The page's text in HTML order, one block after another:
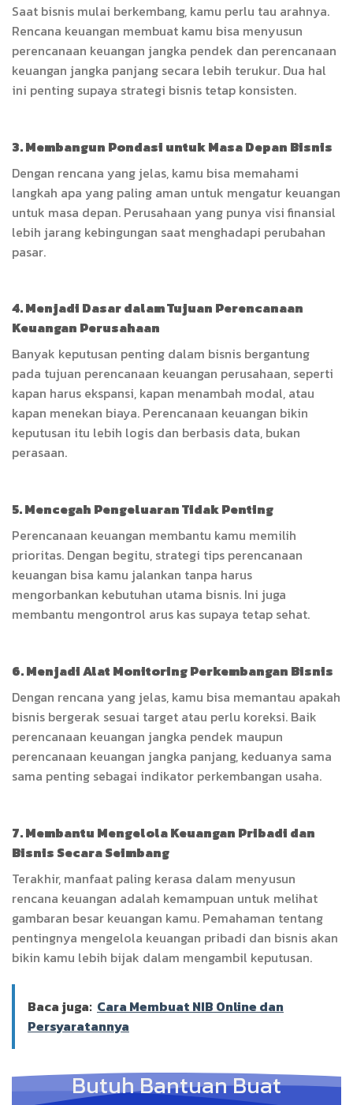
Saat bisnis mulai berkembang, kamu perlu tau arahnya.
Rencana keuangan membuat kamu bisa menyusun
perencanaan keuangan jangka pendek dan perencanaan
keuangan jangka panjang secara lebih terukur. Dua hal
ini penting supaya strategi bisnis tetap konsisten.
3. Membangun Pondasi untuk Masa Depan Bisnis
Dengan rencana yang jelas, kamu bisa memahami
langkah apa yang paling aman untuk mengatur keuangan
untuk masa depan. Perusahaan yang punya visi finansial
lebih jarang kebingungan saat menghadapi perubahan
pasar.
4. Menjadi Dasar dalam Tujuan Perencanaan
Keuangan Perusahaan
Banyak keputusan penting dalam bisnis bergantung
pada tujuan perencanaan keuangan perusahaan, seperti
kapan harus ekspansi, kapan menambah modal, atau
kapan menekan biaya. Perencanaan keuangan bikin
keputusan itu lebih logis dan berbasis data, bukan
perasaan.
5. Mencegah Pengeluaran Tidak Penting
Perencanaan keuangan membantu kamu memilih
prioritas. Dengan begitu, strategi tips perencanaan
keuangan bisa kamu jalankan tanpa harus
mengorbankan kebutuhan utama bisnis. Ini juga
membantu mengontrol arus kas supaya tetap sehat.
6. Menjadi Alat Monitoring Perkembangan Bisnis
Dengan rencana yang jelas, kamu bisa memantau apakah
bisnis bergerak sesuai target atau perlu koreksi. Baik
perencanaan keuangan jangka pendek maupun
perencanaan keuangan jangka panjang, keduanya sama
sama penting sebagai indikator perkembangan usaha.
7. Membantu Mengelola Keuangan Pribadi dan
Bisnis Secara Seimbang
Terakhir, manfaat paling kerasa dalam menyusun
rencana keuangan adalah kemampuan untuk melihat
gambaran besar keuangan kamu. Pemahaman tentang
pentingnya mengelola keuangan pribadi dan bisnis akan
bikin kamu lebih bijak dalam mengambil keputusan.
Baca juga: Cara Membuat NIB Online dan
Persyaratannya
Butuh Bantuan Buat